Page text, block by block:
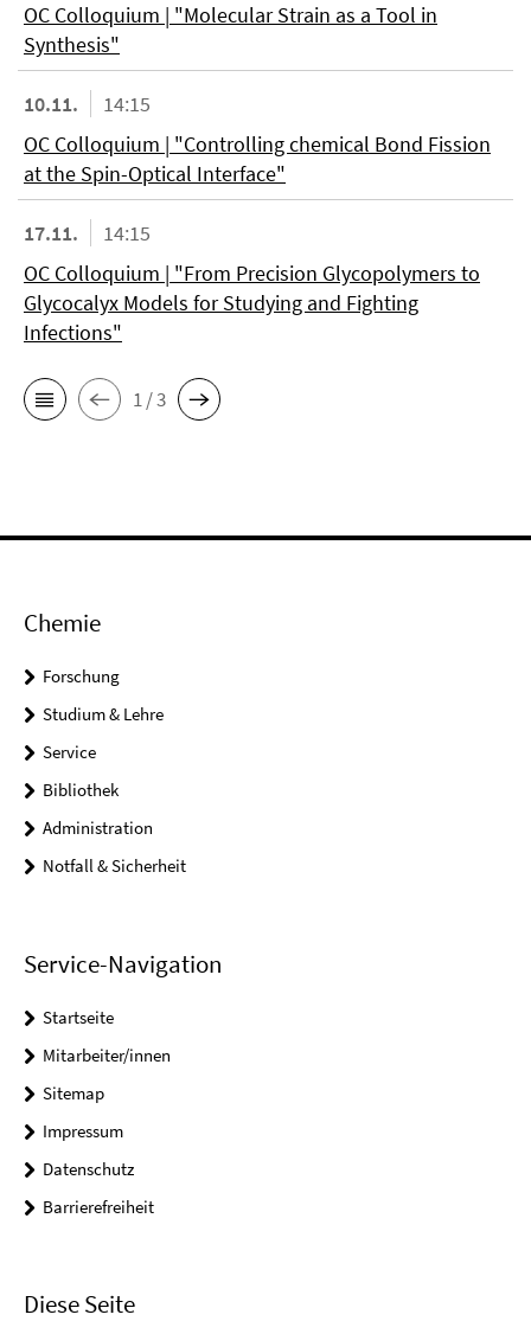
OC Colloquium | "Molecular Strain as a Tool in
Synthesis"
10.11.
14:15
OC Colloquium | "Controlling chemical Bond Fission
at the Spin-Optical Interface"
17.11.
14:15
OC Colloquium | "From Precision Glycopolymers to
Glycocalyx Models for Studying and Fighting
Infections"
1 / 3
Chemie
Forschung
Studium & Lehre
Service
Bibliothek
Administration
Notfall & Sicherheit
Service-Navigation
Startseite
Mitarbeiter/innen
Sitemap
Impressum
Datenschutz
Barrierefreiheit
Diese Seite